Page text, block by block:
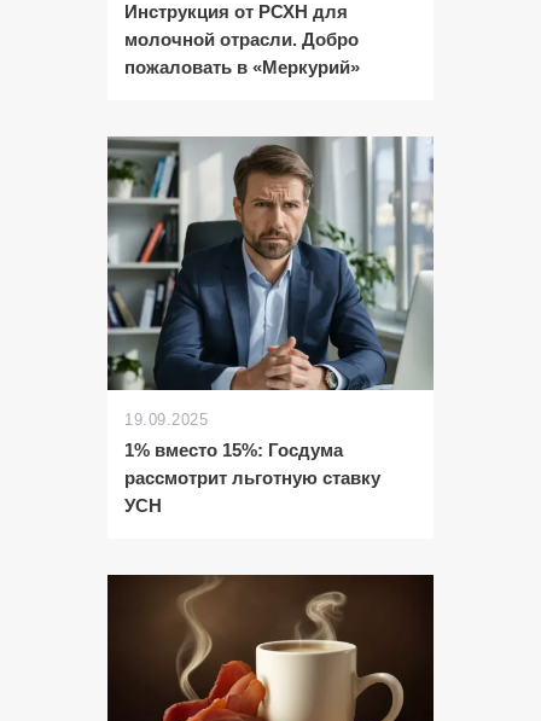
Инструкция от РСХН для
молочной отрасли. Добро
пожаловать в «Меркурий»
19.09.2025
1% вместо 15%: Госдума
рассмотрит льготную ставку
УСН